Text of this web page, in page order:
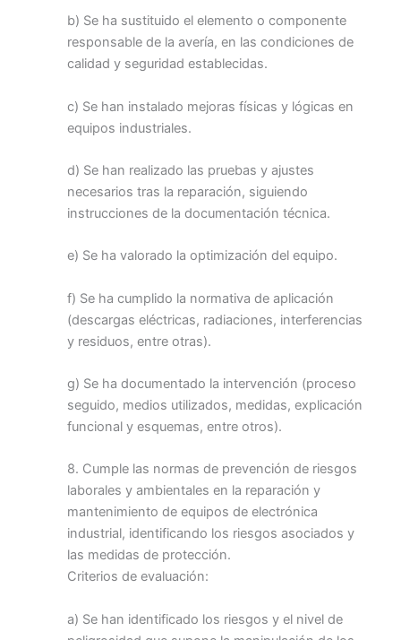
b) Se ha sustituido el elemento o componente
responsable de la avería, en las condiciones de
calidad y seguridad establecidas.
c) Se han instalado mejoras físicas y lógicas en
equipos industriales.
d) Se han realizado las pruebas y ajustes
necesarios tras la reparación, siguiendo
instrucciones de la documentación técnica.
e) Se ha valorado la optimización del equipo.
f) Se ha cumplido la normativa de aplicación
(descargas eléctricas, radiaciones, interferencias
y residuos, entre otras).
g) Se ha documentado la intervención (proceso
seguido, medios utilizados, medidas, explicación
funcional y esquemas, entre otros).
8. Cumple las normas de prevención de riesgos
laborales y ambientales en la reparación y
mantenimiento de equipos de electrónica
industrial, identificando los riesgos asociados y
las medidas de protección.
Criterios de evaluación:
a) Se han identificado los riesgos y el nivel de